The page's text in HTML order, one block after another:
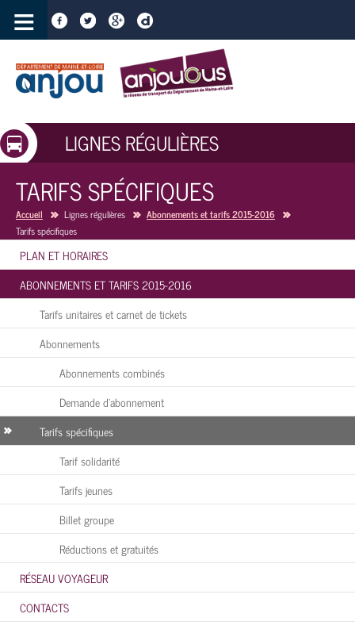
≡
LIGNES RÉGULIÈRES
TARIFS SPÉCIFIQUES
Accueil Lignes régulières
Abonnements et tarifs 2015-2016
Tarifs spécifiques
PLAN ET HORAIRES
ABONNEMENTS ET TARIFS 2015-2016
Tarifs unitaires et carnet de tickets
Abonnements
Abonnements combinés
Demande d’abonnement
Tarifs spécifiques
Tarif solidarité
Tarifs jeunes
Billet groupe
Réductions et gratuités
RÉSEAU VOYAGEUR
CONTACTS